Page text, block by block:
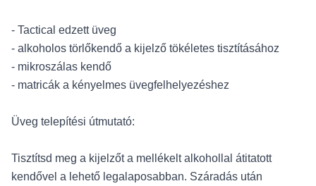
- Tactical edzett üveg
- alkoholos törlőkendő a kijelző tökéletes tisztításához
- mikroszálas kendő
- matricák a kényelmes üvegfelhelyezéshez
Üveg telepítési útmutató:
Tisztítsd meg a kijelzőt a mellékelt alkohollal átitatott
kendővel a lehető legalaposabban. Száradás után